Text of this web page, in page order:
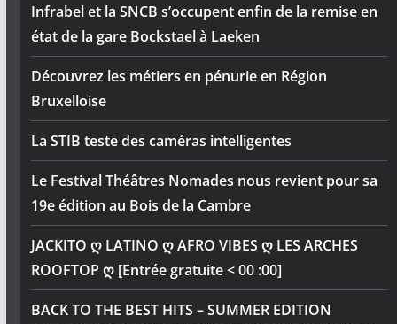
Infrabel et la SNCB s’occupent enfin de la remise en
état de la gare Bockstael à Laeken
Découvrez les métiers en pénurie en Région
Bruxelloise
La STIB teste des caméras intelligentes
Le Festival Théâtres Nomades nous revient pour sa
19e édition au Bois de la Cambre
JACKITO ღ LATINO ღ AFRO VIBES ღ LES ARCHES
ROOFTOP ღ [Entrée gratuite < 00 :00]
BACK TO THE BEST HITS – SUMMER EDITION